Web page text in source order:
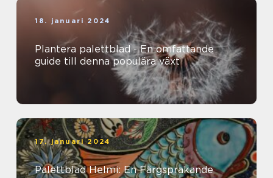
18. januari 2024
Plantera palettblad - En omfattande
guide till denna populära växt
17. januari 2024
Palettblad Helmi: En Färgsprakande